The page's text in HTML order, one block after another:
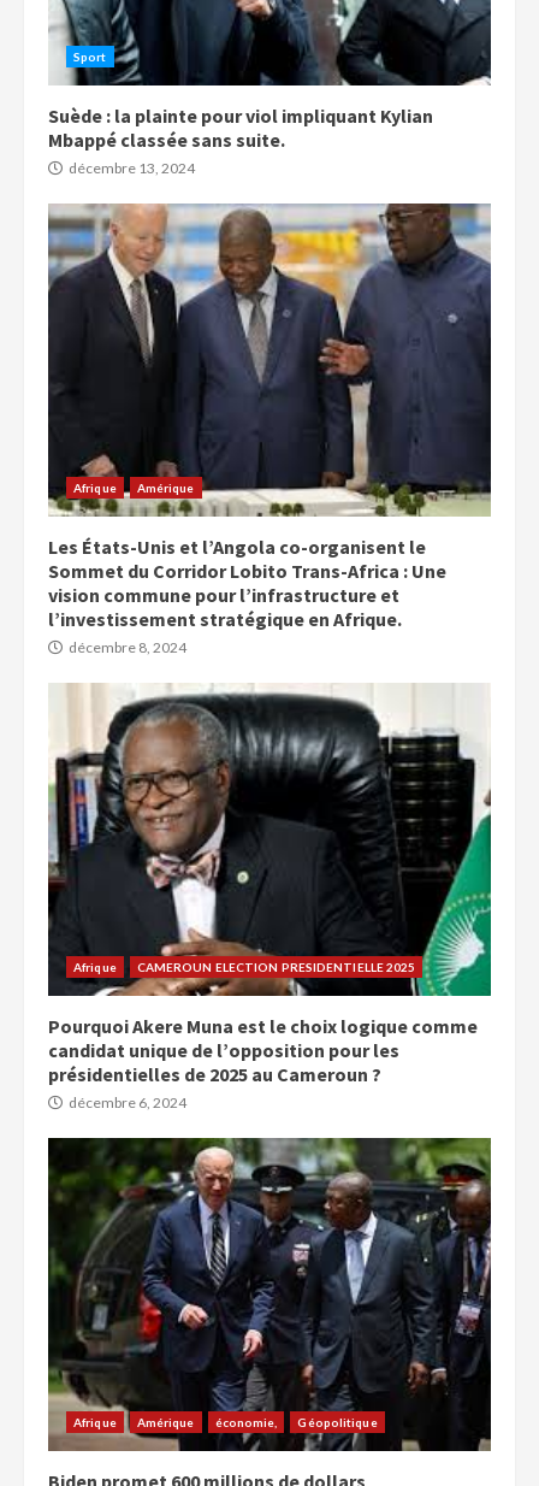
Sport
Suède : la plainte pour viol impliquant Kylian
Mbappé classée sans suite.
décembre 13, 2024
Afrique Amérique
Les États-Unis et l’Angola co-organisent le
Sommet du Corridor Lobito Trans-Africa : Une
vision commune pour l’infrastructure et
l’investissement stratégique en Afrique.
décembre 8, 2024
Afrique CAMEROUN ELECTION PRESIDENTIELLE 2025
Pourquoi Akere Muna est le choix logique comme
candidat unique de l’opposition pour les
présidentielles de 2025 au Cameroun ?
décembre 6, 2024
Afrique Amérique économie, Géopolitique